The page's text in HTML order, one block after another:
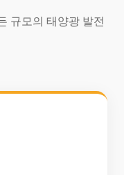
규모의 태양광 발전